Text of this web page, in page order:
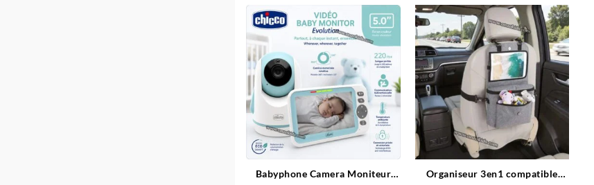
était :
23.000 د.ج.
actuel
est :
19.980 د.ج.
Babyphone Camera Moniteur
Organiseur 3en1 compatible